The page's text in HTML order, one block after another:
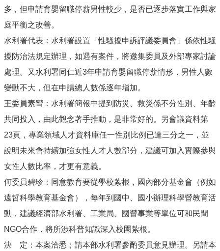
多，但申請育嬰留職停薪男性較少，是否已逐步落實工作與家
庭平衡之改善。
水利署代表：水利署設置「性騷擾申訴評議委員會」係依性騷
擾防治法規定辦理，如遇有案件，將邀集委員及外部專家討論
處理。又水利署同仁近3年申請育嬰留職停薪情形，男性人數
變動不大，但在申請總人數係逐年增加。
王委員素彎：水利署簡報中提到防災、救災係不分性別、年齡
共同投入，由此觀念著手推動，是非常好的。另會議資料第
23頁，專業領域人才資料庫任一性別比例已達三分之一，並
說明未來會持續加強女性人才人數部分，建議可加入實際參與
女性人數比率，才更有意義。
何委員碧珍：同意教育要從學校紮根，國內部分基金會（例如
遠哲科學教育基金會），每年到國中、國小辦理科學營教育活
動，建議經濟部水利署、工業局、國營事業等單位可和民間
NGO合作，將所涉科普知識深入校園紮根。
決 定：本案洽悉；請本部水利署參酌委員意見辦理。另請本